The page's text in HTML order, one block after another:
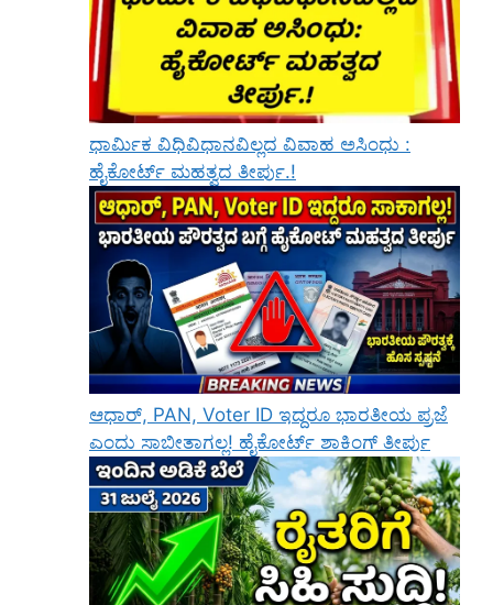
ಧಾರ್ಮಿಕ ವಿಧಿವಿಧಾನವಿಲ್ಲದ ವಿವಾಹ ಅಸಿಂಧು :
ಹೈಕೋರ್ಟ್ ಮಹತ್ವದ ತೀರ್ಪು.!
ಆಧಾರ್, PAN, Voter ID ಇದ್ದರೂ ಭಾರತೀಯ ಪ್ರಜೆ
ಎಂದು ಸಾಬೀತಾಗಲ್ಲ! ಹೈಕೋರ್ಟ್ ಶಾಕಿಂಗ್ ತೀರ್ಪು